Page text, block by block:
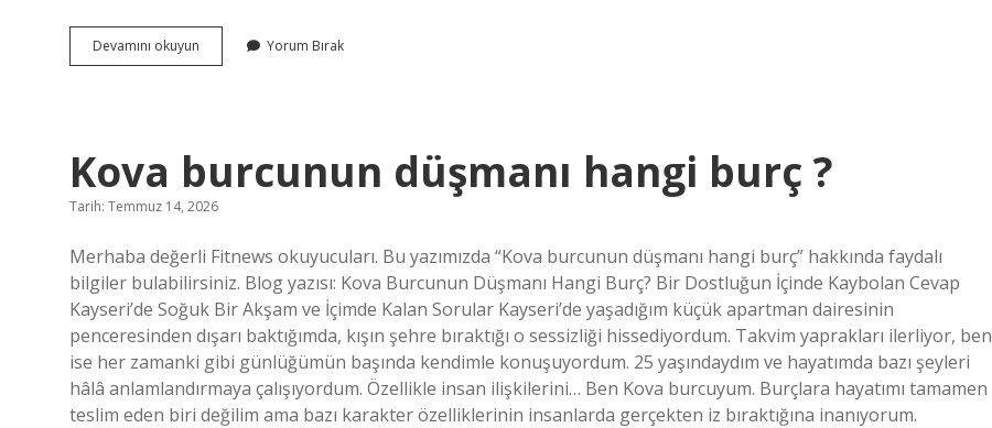
Devamını okuyun Telefonla
konuşurken
nelerdir
?
Yorum Bırak
Kova burcunun düşmanı hangi burç ?
Tarih: Temmuz 14, 2026
Merhaba değerli Fitnews okuyucuları. Bu yazımızda “Kova burcunun düşmanı hangi burç” hakkında faydalı
bilgiler bulabilirsiniz. Blog yazısı: Kova Burcunun Düşmanı Hangi Burç? Bir Dostluğun İçinde Kaybolan Cevap
Kayseri’de Soğuk Bir Akşam ve İçimde Kalan Sorular Kayseri’de yaşadığım küçük apartman dairesinin
penceresinden dışarı baktığımda, kışın şehre bıraktığı o sessizliği hissediyordum. Takvim yaprakları ilerliyor, ben
ise her zamanki gibi günlüğümün başında kendimle konuşuyordum. 25 yaşındaydım ve hayatımda bazı şeyleri
hâlâ anlamlandırmaya çalışıyordum. Özellikle insan ilişkilerini… Ben Kova burcuyum. Burçlara hayatımı tamamen
teslim eden biri değilim ama bazı karakter özelliklerinin insanlarda gerçekten iz bıraktığına inanıyorum.